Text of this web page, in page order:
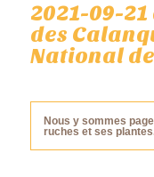
2021-09-21
des
National
Nous y sommes
ruches et ses